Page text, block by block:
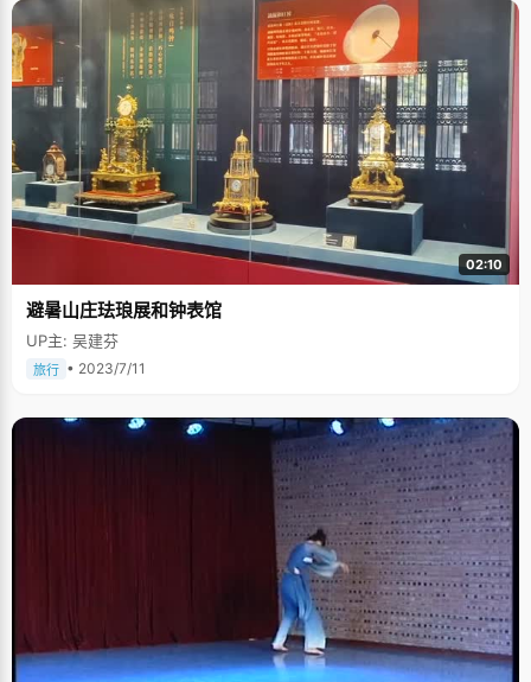
02:10
避暑山庄珐琅展和钟表馆
UP主: 吴建芬
旅行 • 2023/7/11